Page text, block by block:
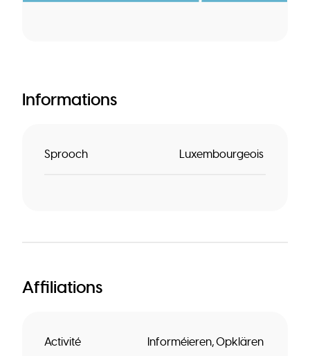
Informations
Sprooch Luxembourgeois
Affiliations
Activité Informéieren Opklären